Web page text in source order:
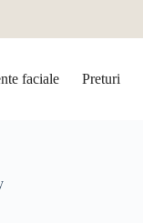
faciale Preturi